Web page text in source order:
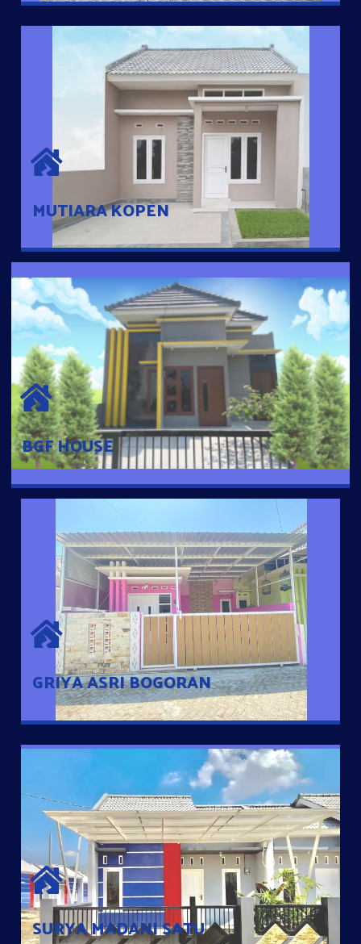
MUTIARA KOPEN
MUTIARA KOPEN
Hunian nyaman dengan suasana pedesaan. 10 menit dari pusat
kota, 2 menit dari Ring Road
BGF HOUSE
BGF HOUSE
Hunian Mewah Pusat Kota dengan fasilitas Free Desain, Dapur,
Parkir Mobil dengan 3 Kamar Tidur dan 2 Kamar Mandi.
GRIYA ASRI BOGORAN
GRIYA ASRI BOGORAN
Desain Modern Minimalis dengan Konsep Rumah Pintar
Sehingga Memudahkan Penghuni mengakses rumahnya
dengan Ponsel
SURYA MADANI SATU
SURYA MADANI SATU
Satu-satunya Hunian nyaman dengan harga subsidi hanya 100
jutaan dengan lokasi strategis di Tuban